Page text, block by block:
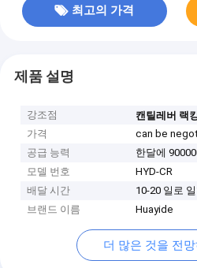
최고의 가격
제품 설명
강조점 캔틸레버 랙
가격
can be
공급 능력
한달에
모델 번호
HYD-CR
배달 시간
10-20 일로
브랜드 이름
Huayide
더 많은 것을 전